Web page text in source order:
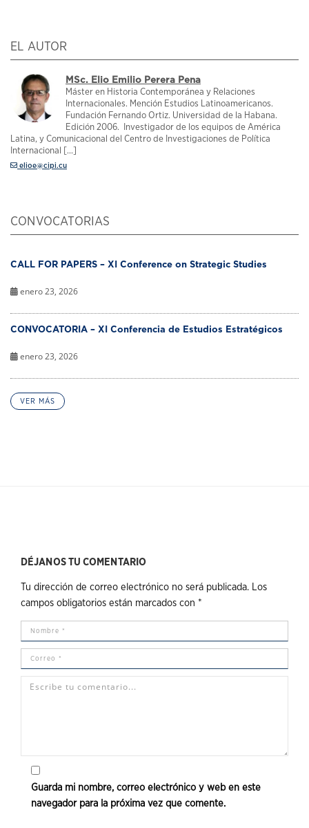
EL AUTOR
MSc. Elio Emilio Perera Pena
Máster en Historia Contemporánea y Relaciones
Internacionales. Mención Estudios Latinoamericanos.
Fundación Fernando Ortiz. Universidad de la Habana.
Edición 2006. Investigador de los equipos de América
Latina, y Comunicacional del Centro de Investigaciones de Política
Internacional [...]
elioe@cipi.cu
CONVOCATORIAS
CALL FOR PAPERS – XI Conference on Strategic Studies
enero 23, 2026
CONVOCATORIA – XI Conferencia de Estudios Estratégicos
enero 23, 2026
VER MÁS
DÉJANOS TU COMENTARIO
Tu dirección de correo electrónico no será publicada.
Los
campos obligatorios están marcados con *
Guarda mi nombre, correo electrónico y web en este
navegador para la próxima vez que comente.